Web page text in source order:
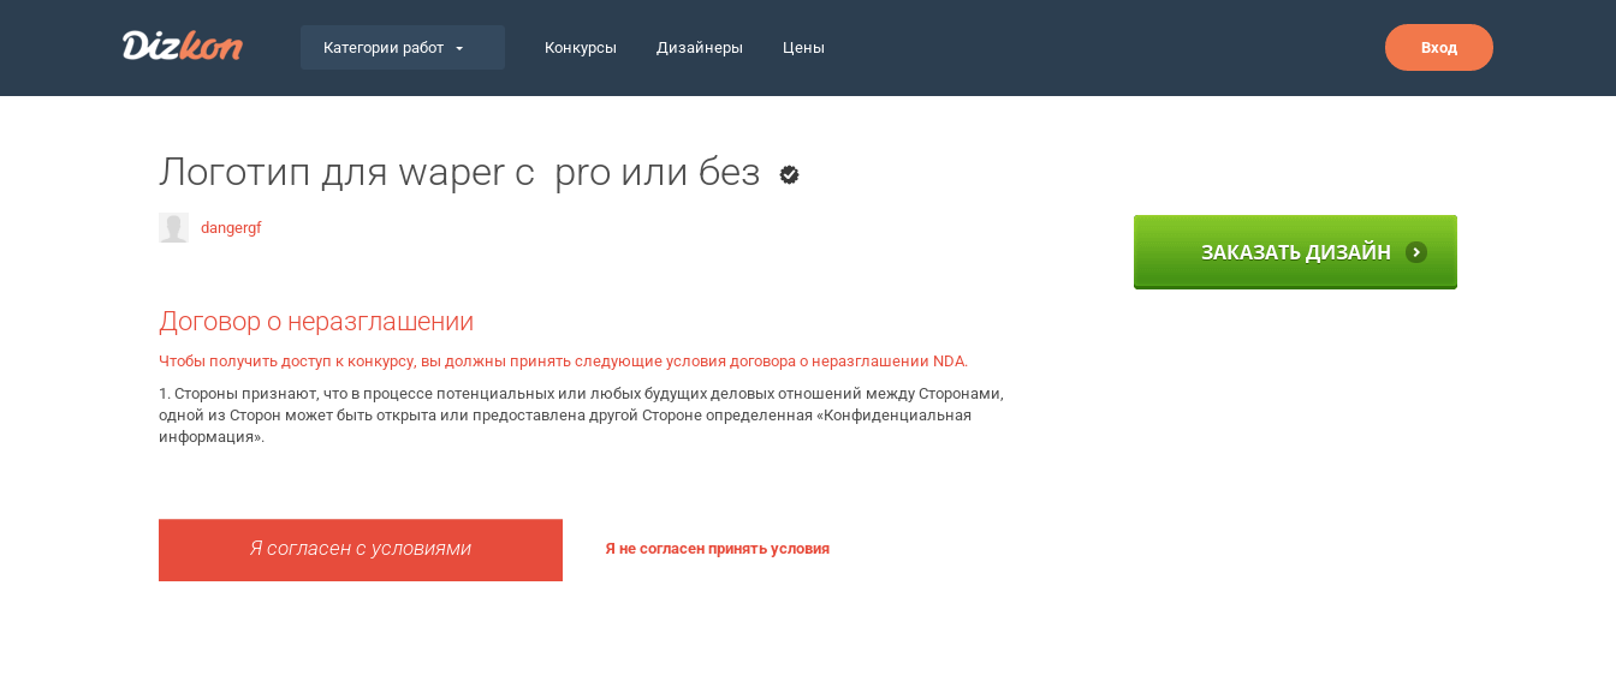
Категории работ Конкурсы Дизайнеры Цены Вход
Логотип для waper c pro или без
dangergf
ЗАКАЗАТЬ ДИЗАЙН
Договор о неразглашении
Чтобы получить доступ к конкурсу, вы должны принять следующие условия договора о неразглашении NDA.
1. Стороны признают, что в процессе потенциальных или любых будущих деловых отношений между Сторонами,
одной из Сторон может быть открыта или предоставлена другой Стороне определенная «Конфиденциальная
информация».
Я согласен с условиями Я не согласен принять условия